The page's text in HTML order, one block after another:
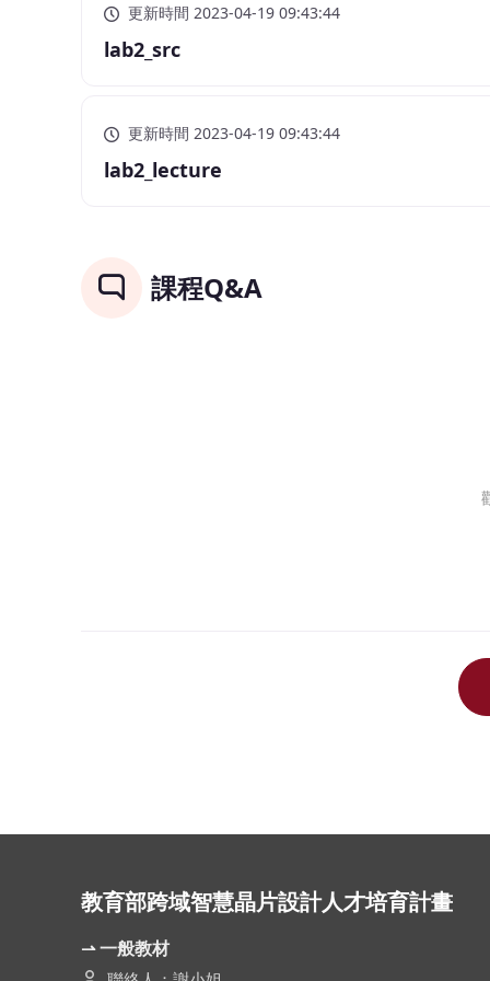
更新時間 2023-04-19 09:43:44
lab2_src
更新時間 2023-04-19 09:43:44
lab2_lecture
課程Q&A
教育部跨域智慧晶片設計人才培育計畫
⇀ 一般教材